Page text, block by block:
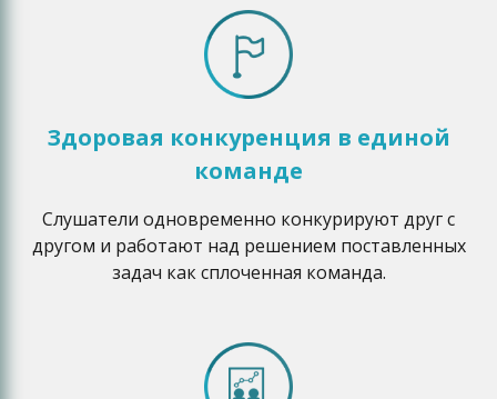
Здоровая конкуренция в единой
команде
Слушатели одновременно конкурируют друг с
другом и работают над решением поставленных
задач как сплоченная команда.